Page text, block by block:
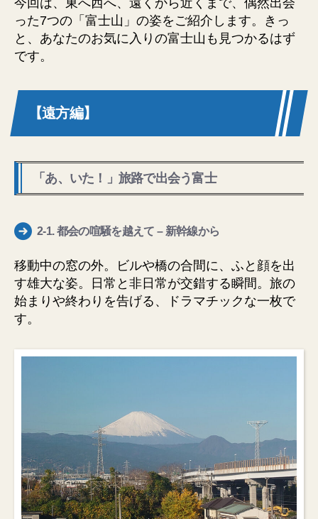
今回は、東へ西へ、遠くから近くまで、偶然出会
った7つの「富士山」の姿をご紹介します。きっ
と、あなたのお気に入りの富士山も見つかるはず
です。
【遠方編】
「あ、いた！」旅路で出会う富士
2-1.都会の喧騒を越えて – 新幹線から
移動中の窓の外。ビルや橋の合間に、ふと顔を出
す雄大な姿。日常と非日常が交錯する瞬間。旅の
始まりや終わりを告げる、ドラマチックな一枚で
す。